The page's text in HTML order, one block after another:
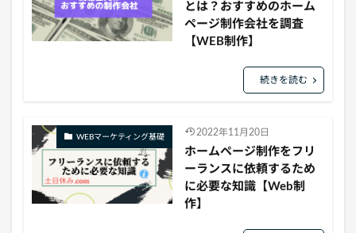
とは？おすすめのホーム
ページ制作会社を調査
【WEB制作】
続きを読む
WEBマーケティング基礎 2022年11月20日
ホームページ制作をフリ
ーランスに依頼するため
に必要な知識【Web制
作】